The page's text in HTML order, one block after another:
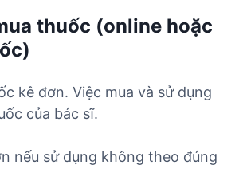
thuốc (online hoặc
kê đơn. Việc mua và sử dụng
của bác sĩ.
nếu sử dụng không theo đúng